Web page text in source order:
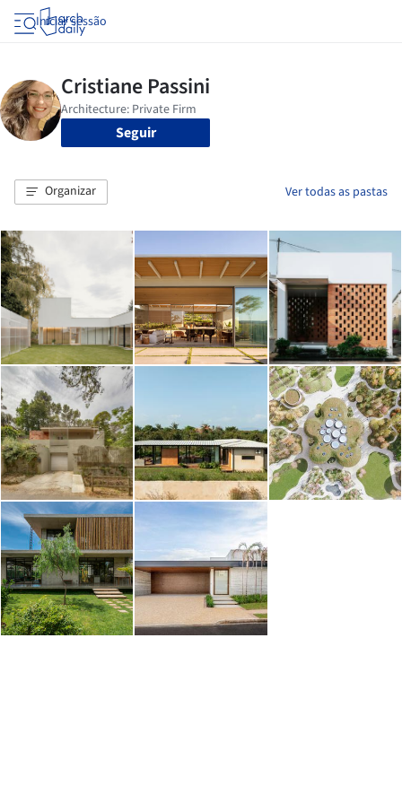
Iniciar sessão
Seguir
Organizar Ver todas as pastas